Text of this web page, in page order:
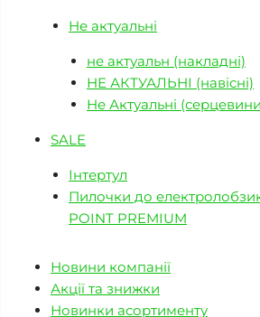
Не актуальні
не актуальн (накладні)
НЕ АКТУАЛЬНІ (навісні)
Не Актуальні
SALE
Інтертул
Пилочки до
POINT PREMIUM
Новини компанії
Акції та знижки
Новинки асортименту